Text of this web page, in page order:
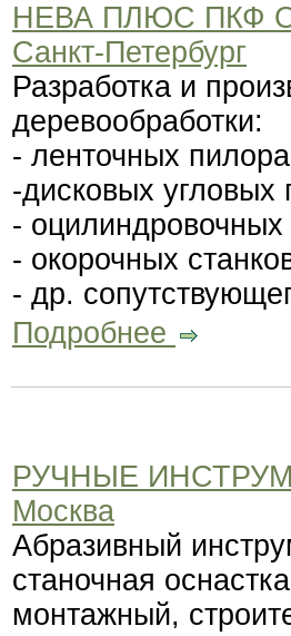
НЕВА ПЛЮС ПКФ
Санкт-Петербург
Разработка и
деревообработки:
- ленточных
-дисковых угловых
- оцилиндровочных
- окорочных
- др.
Подробнее
РУЧНЫЕ
Москва
Абразивный
станочная
монтажный,